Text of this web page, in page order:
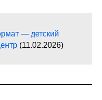
— детский
(11.02.2026)